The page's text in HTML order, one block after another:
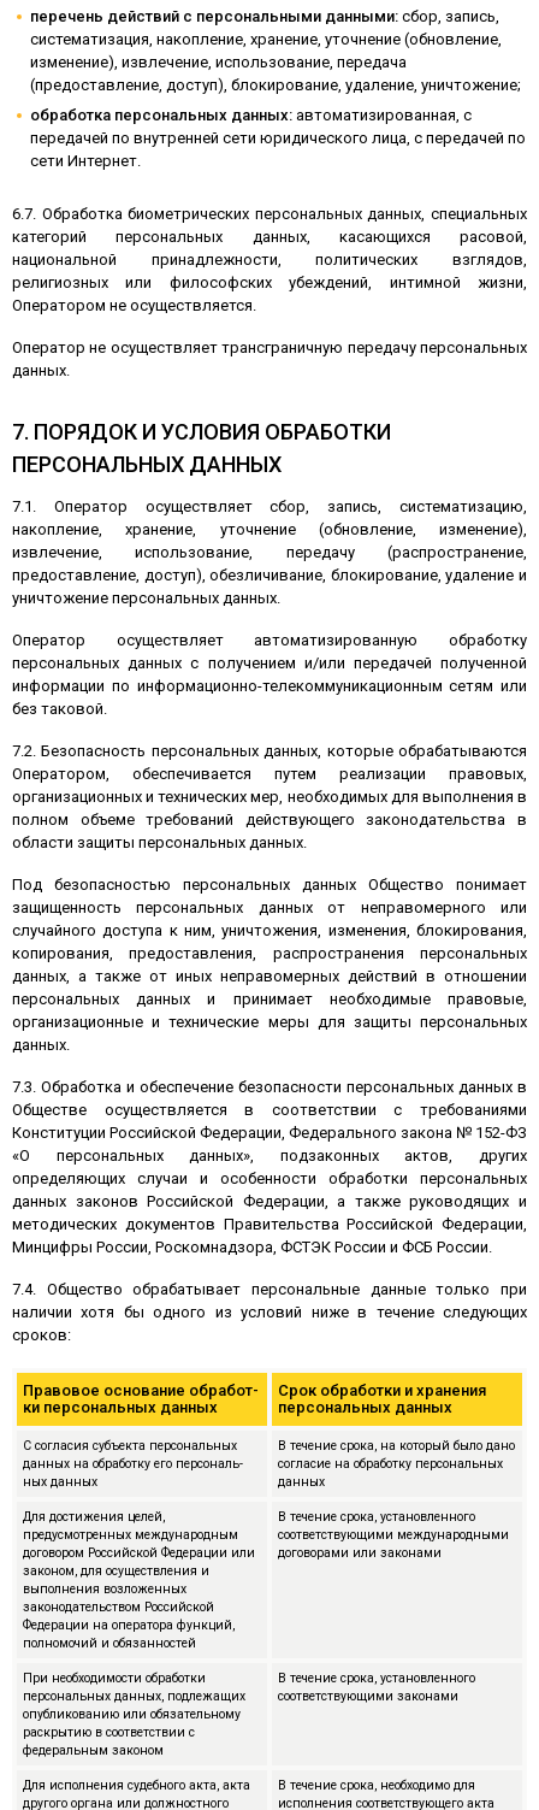
перечень действий с персональными данными: сбор, запись,
систематизация, накопление, хранение, уточнение (обновление,
изменение), извлечение, использование, передача
(предоставление, доступ), блокирование, удаление, уничтожение;
обработка персональных данных: автоматизированная, с
передачей по внутренней сети юридического лица, с передачей по
сети Интернет.
6.7. Обработка биометрических персональных данных, специальных
категорий персональных данных, касающихся расовой,
национальной принадлежности, политических взглядов,
религиозных или философских убеждений, интимной жизни,
Оператором не осуществляется.
Оператор не осуществляет трансграничную передачу персональных
данных.
7. ПОРЯДОК И УСЛОВИЯ ОБРАБОТКИ
ПЕРСОНАЛЬНЫХ ДАННЫХ
7.1. Оператор осуществляет сбор, запись, систематизацию,
накопление, хранение, уточнение (обновление, изменение),
извлечение, использование, передачу (распространение,
предоставление, доступ), обезличивание, блокирование, удаление и
уничтожение персональных данных.
Оператор осуществляет автоматизированную обработку
персональных данных с получением и/или передачей полученной
информации по информационно-телекоммуникационным сетям или
без таковой.
7.2. Безопасность персональных данных, которые обрабатываются
Оператором, обеспечивается путем реализации правовых,
организационных и технических мер, необходимых для выполнения в
полном объеме требований действующего законодательства в
области защиты персональных данных.
Под безопасностью персональных данных Общество понимает
защищенность персональных данных от неправомерного или
случайного доступа к ним, уничтожения, изменения, блокирования,
копирования, предоставления, распространения персональных
данных, а также от иных неправомерных действий в отношении
персональных данных и принимает необходимые правовые,
организационные и технические меры для защиты персональных
данных.
7.3. Обработка и обеспечение безопасности персональных данных в
Обществе осуществляется в соответствии с требованиями
Конституции Российской Федерации, Федерального закона № 152-ФЗ
«О персональных данных», подзаконных актов, других
определяющих случаи и особенности обработки персональных
данных законов Российской Федерации, а также руководящих и
методических документов Правительства Российской Федерации,
Минцифры России, Роскомнадзора, ФСТЭК России и ФСБ России.
7.4. Общество обрабатывает персональные данные только при
наличии хотя бы одного из условий ниже в течение следующих
сроков:
Пра­во­вое ос­но­ва­ние об­ра­бот­
ки пер­со­наль­ных данных
Срок об­ра­бот­ки и хра­не­ния
пер­со­наль­ных данных
С сог­ла­сия субъ­екта пер­со­наль­ных
данных на об­ра­бот­ку его пер­со­наль­
ных данных
В течение срока, на который было дано
сог­ла­сие на об­ра­бот­ку пер­со­наль­ных
данных
Для достижения целей,
предусмотренных международным
договором Российской Федерации или
законом, для осуществления и
выполнения возложенных
законодательством Российской
Федерации на оператора функций,
полномочий и обязанностей
В течение срока, установленного
соответствующими международными
договорами или законами
При необходимости обработки
персональных данных, подлежащих
опубликованию или обязательному
раскрытию в соответствии с
федеральным законом
В течение срока, установленного
соответствующими законами
Для исполнения судебного акта, акта
другого органа или должностного
В течение срока, необходимо для
исполнения соответствующего акта